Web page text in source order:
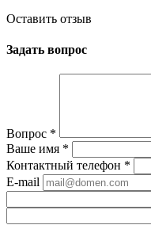
Оставить отзыв
Задать вопрос
Вопрос *
Ваше имя *
Контактный телефон *
E-mail